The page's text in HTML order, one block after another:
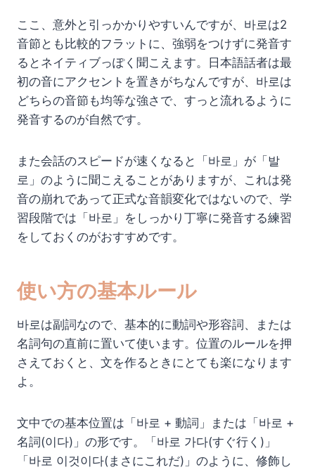
ここ、意外と引っかかりやすいんですが、바로は2
音節とも比較的フラットに、強弱をつけずに発音す
るとネイティブっぽく聞こえます。日本語話者は最
初の音にアクセントを置きがちなんですが、바로は
どちらの音節も均等な強さで、すっと流れるように
発音するのが自然です。
また会話のスピードが速くなると「바로」が「발
로」のように聞こえることがありますが、これは発
音の崩れであって正式な音韻変化ではないので、学
習段階では「바로」をしっかり丁寧に発音する練習
をしておくのがおすすめです。
使い方の基本ルール
바로は副詞なので、基本的に動詞や形容詞、または
名詞句の直前に置いて使います。位置のルールを押
さえておくと、文を作るときにとても楽になります
よ。
文中での基本位置は「바로 + 動詞」または「바로 +
名詞(이다)」の形です。「바로 가다(すぐ行く)」
「바로 이것이다(まさにこれだ)」のように、修飾し